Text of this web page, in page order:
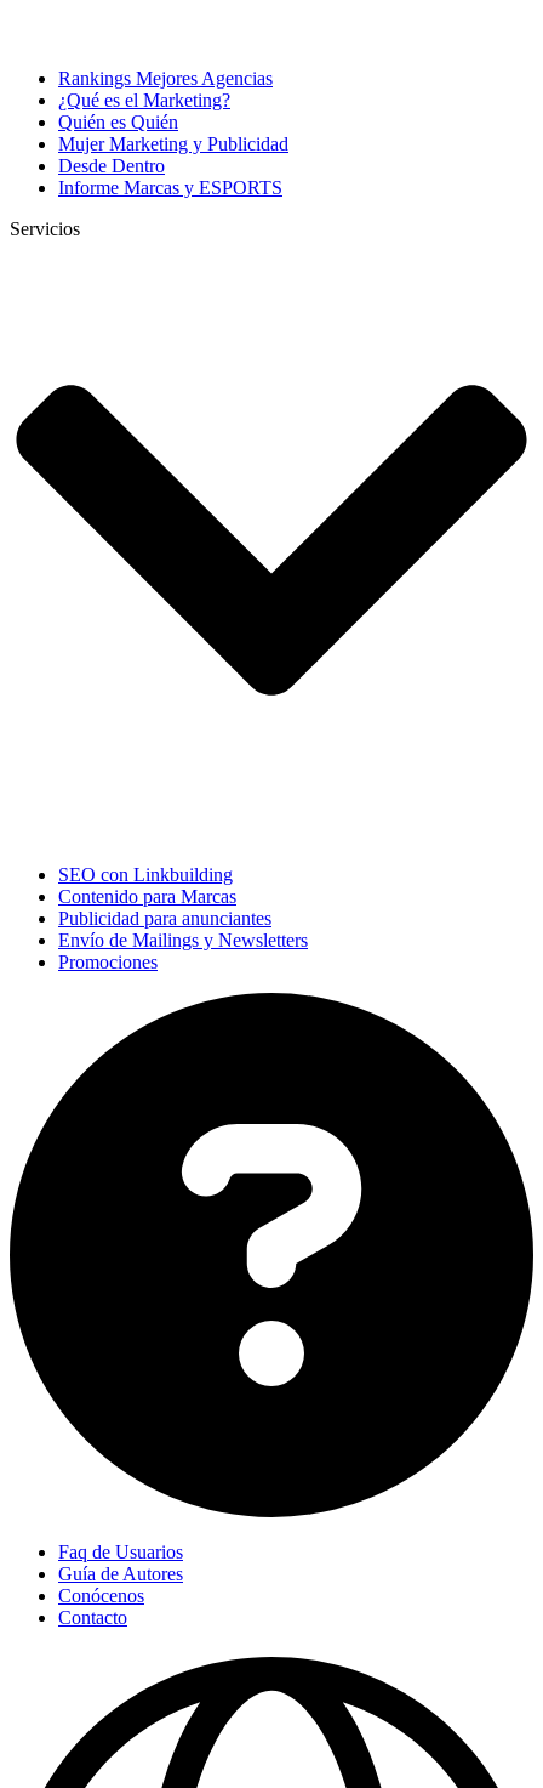
Rankings Mejores Agencias
¿Qué es el Marketing?
Quién es Quién
Mujer Marketing y Publicidad
Desde Dentro
Informe Marcas y ESPORTS
Servicios
SEO con Linkbuilding
Contenido para Marcas
Publicidad para anunciantes
Envío de Mailings y Newsletters
Promociones
Faq de Usuarios
Guía de Autores
Conócenos
Contacto